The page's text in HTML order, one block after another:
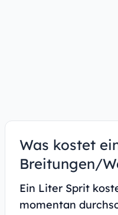
Was kostet
Breitungen/
Ein Liter Sprit
momentan